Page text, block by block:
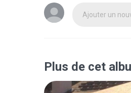
Ajouter un
Plus de cet